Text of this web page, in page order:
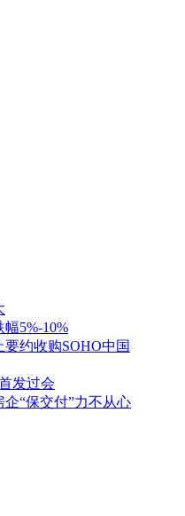
5%-10%
约收购SOHO中国
发过会
“保交付”力不从心